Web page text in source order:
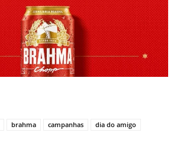
brahma campanhas
dia do amigo